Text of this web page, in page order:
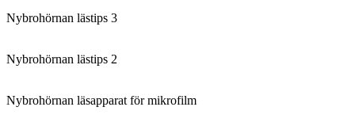
Nybrohörnan lästips 3
Nybrohörnan lästips 2
Nybrohörnan läsapparat för mikrofilm